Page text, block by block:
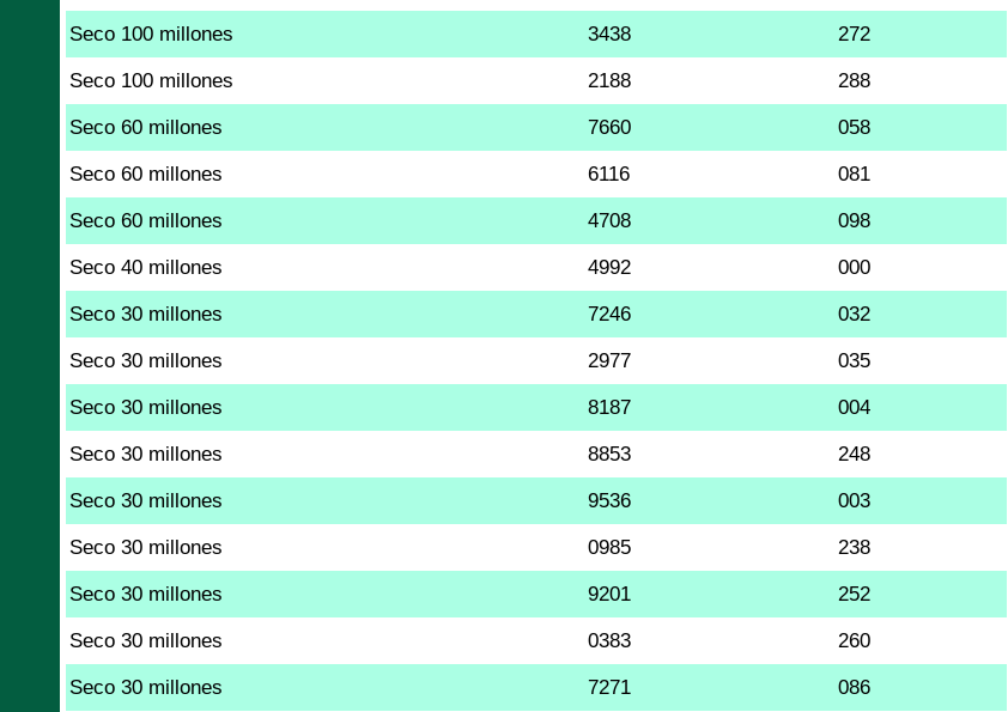
Seco 100 millones 3438 272
Seco 100 millones 2188 288
Seco 60 millones 7660 058
Seco 60 millones 6116 081
Seco 60 millones 4708 098
Seco 40 millones 4992 000
Seco 30 millones 7246 032
Seco 30 millones 2977 035
Seco 30 millones 8187 004
Seco 30 millones 8853 248
Seco 30 millones 9536 003
Seco 30 millones 0985 238
Seco 30 millones 9201 252
Seco 30 millones 0383 260
Seco 30 millones 7271 086